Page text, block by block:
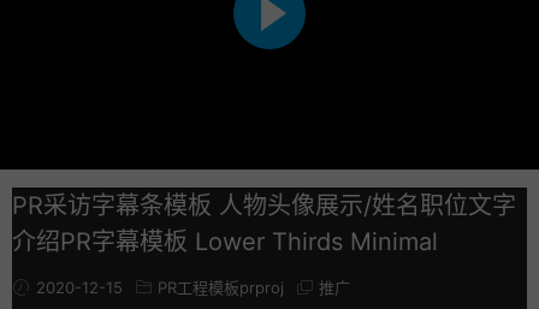
PR采访字幕条模板 人物头像展示/姓名职位文字
介绍PR字幕模板 Lower Thirds Minimal
2020-12-15 PR工程模板prproj 推广